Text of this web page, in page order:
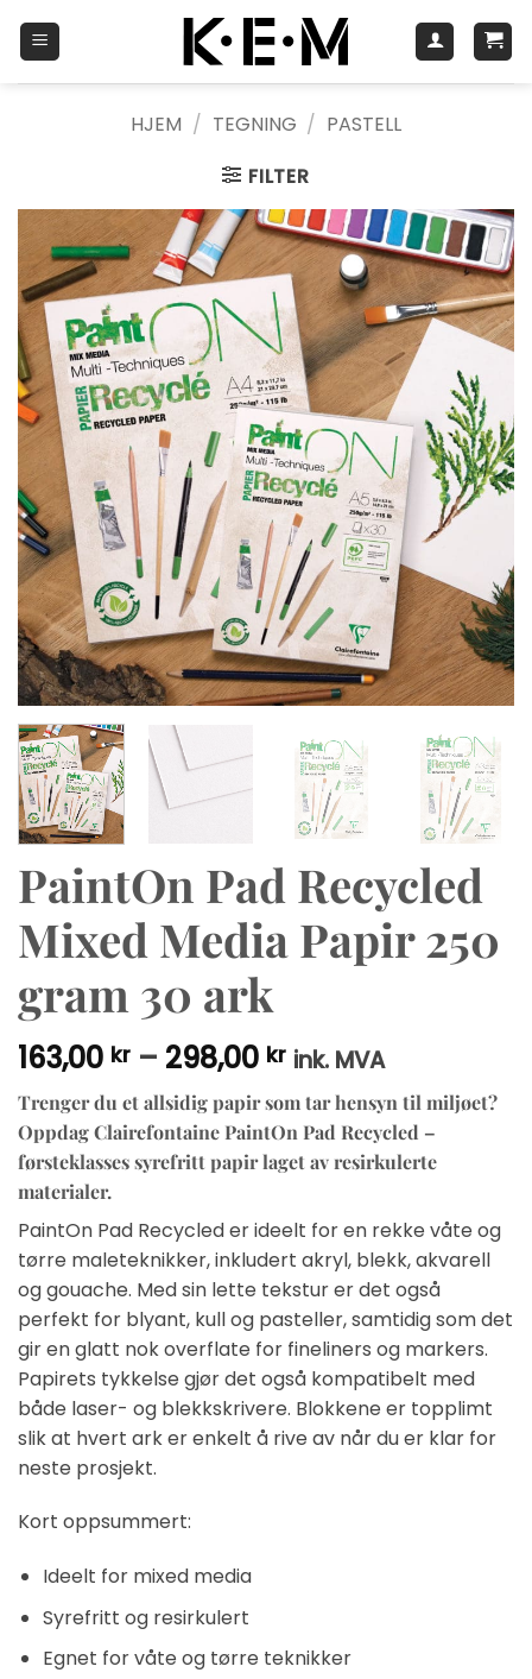
HJEM / TEGNING / PASTELL
FILTER
PaintOn Pad Recycled
Mixed Media Papir 250
gram 30 ark
163,00 kr – 298,00 krPrisområde:
163,00 kr
til
298,00 kr
ink. MVA
Trenger du et allsidig papir som tar hensyn til miljøet?
Oppdag Clairefontaine PaintOn Pad Recycled –
førsteklasses syrefritt papir laget av resirkulerte
materialer.
PaintOn Pad Recycled er ideelt for en rekke våte og
tørre maleteknikker, inkludert akryl, blekk, akvarell
og gouache. Med sin lette tekstur er det også
perfekt for blyant, kull og pasteller, samtidig som det
gir en glatt nok overflate for fineliners og markers.
Papirets tykkelse gjør det også kompatibelt med
både laser- og blekkskrivere. Blokkene er topplimt
slik at hvert ark er enkelt å rive av når du er klar for
neste prosjekt.
Kort oppsummert:
Ideelt for mixed media
Syrefritt og resirkulert
Egnet for våte og tørre teknikker